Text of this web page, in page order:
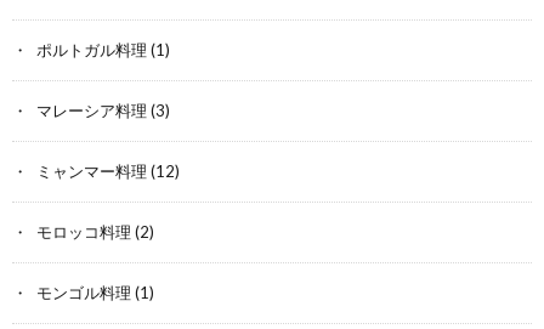
ポルトガル料理 (1)
マレーシア料理 (3)
ミャンマー料理 (12)
モロッコ料理 (2)
モンゴル料理 (1)